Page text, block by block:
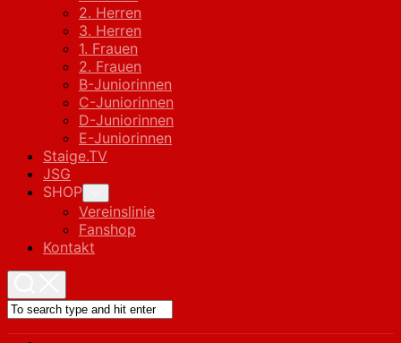
2. Herren
3. Herren
1. Frauen
2. Frauen
B-Juniorinnen
C-Juniorinnen
D-Juniorinnen
E-Juniorinnen
Staige.TV
JSG
SHOP
Child
Menu
Vereinslinie
Fanshop
Kontakt